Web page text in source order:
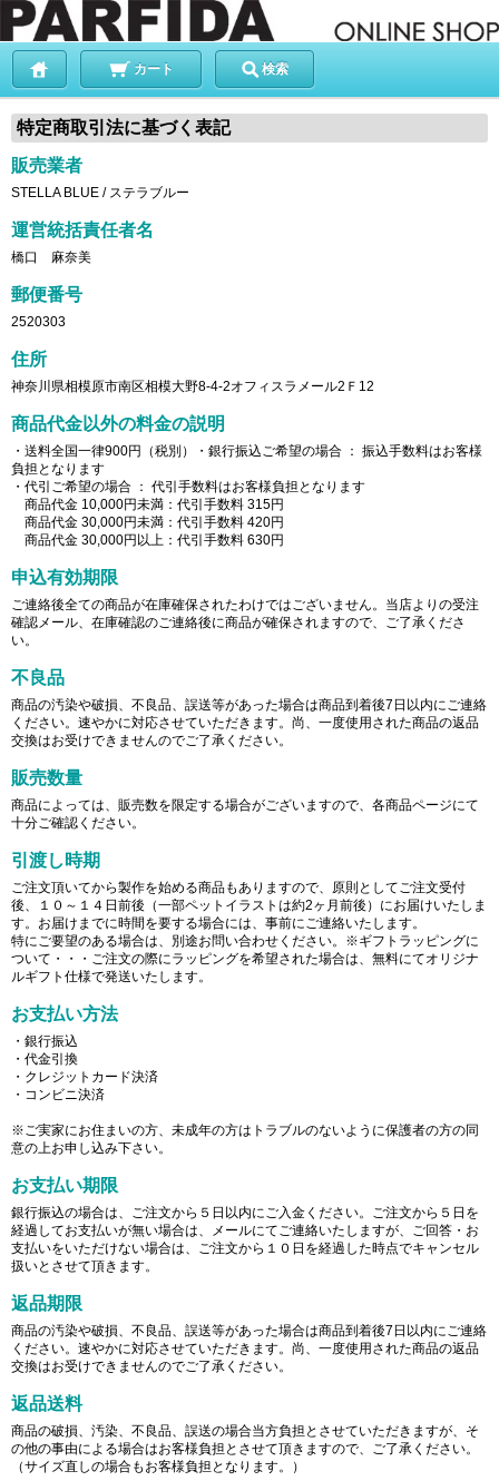
カート 検索
特定商取引法に基づく表記
販売業者
STELLA BLUE / ステラブルー
運営統括責任者名
橋口 麻奈美
郵便番号
2520303
住所
神奈川県相模原市南区相模大野8-4-2オフィスラメール2Ｆ12
商品代金以外の料金の説明
・送料全国一律900円（税別）・銀行振込ご希望の場合 ： 振込手数料はお客様
負担となります
・代引ご希望の場合 ： 代引手数料はお客様負担となります
商品代金 10,000円未満：代引手数料 315円
商品代金 30,000円未満：代引手数料 420円
商品代金 30,000円以上：代引手数料 630円
申込有効期限
ご連絡後全ての商品が在庫確保されたわけではございません。当店よりの受注
確認メール、在庫確認のご連絡後に商品が確保されますので、ご了承くださ
い。
不良品
商品の汚染や破損、不良品、誤送等があった場合は商品到着後7日以内にご連絡
ください。速やかに対応させていただきます。尚、一度使用された商品の返品
交換はお受けできませんのでご了承ください。
販売数量
商品によっては、販売数を限定する場合がございますので、各商品ページにて
十分ご確認ください。
引渡し時期
ご注文頂いてから製作を始める商品もありますので、原則としてご注文受付
後、１０～１４日前後（一部ペットイラストは約2ヶ月前後）にお届けいたしま
す。お届けまでに時間を要する場合には、事前にご連絡いたします。
特にご要望のある場合は、別途お問い合わせください。※ギフトラッピングに
ついて・・・ご注文の際にラッピングを希望された場合は、無料にてオリジナ
ルギフト仕様で発送いたします。
お支払い方法
・銀行振込
・代金引換
・クレジットカード決済
・コンビニ決済
※ご実家にお住まいの方、未成年の方はトラブルのないように保護者の方の同
意の上お申し込み下さい。
お支払い期限
銀行振込の場合は、ご注文から５日以内にご入金ください。ご注文から５日を
経過してお支払いが無い場合は、メールにてご連絡いたしますが、ご回答・お
支払いをいただけない場合は、ご注文から１０日を経過した時点でキャンセル
扱いとさせて頂きます。
返品期限
商品の汚染や破損、不良品、誤送等があった場合は商品到着後7日以内にご連絡
ください。速やかに対応させていただきます。尚、一度使用された商品の返品
交換はお受けできませんのでご了承ください。
返品送料
商品の破損、汚染、不良品、誤送の場合当方負担とさせていただきますが、そ
の他の事由による場合はお客様負担とさせて頂きますので、ご了承ください。
（サイズ直しの場合もお客様負担となります。）